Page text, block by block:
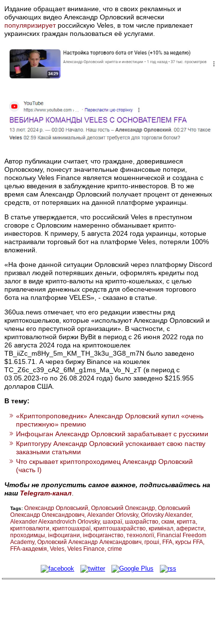
Издание обращает внимание, что в своих рекламных и
обучающих видео Александр Орловский всячески
популяризируетроссийскую Veles, в том числе привлекает
украинских граждан пользоваться её услугами.
Автор публикации считает, что граждане, доверившиеся
Орловскому, понесут значительные финансовые потери,
поскольку Veles Finance является мошеннической и создана с
целью введения в заблуждение крипто-инвесторов. В то же
время сам Александр Орловский получает процент от денежных
средств, от потерявших на данной платформе украинцы.
В статье утверждается, что российский Veles в преступном
сговоре с Орловским намеренно обманывает крипто-
инвесторов. К примеру, 5 августа 2024 года украинцы, которые
настраивали торговый бот на платформе Veles, потеряли 100%
вложений.
«На фоне данной ситуации Орловский через платформу Discord
призвал людей потерявших деньги, оформлять кредиты под
залог в виде крипто-валюты на крипто-кошельках, с целью
привлечения денежных средств для обеспечения торгового
бота на платформе VELES», - сказано в статье.
360ua.news отмечает, что его редакции известны ряд
криптокошельков, которые «используют Александр Орловский и
члены его преступной организации». В частности, с
криптовалютной биржи ByBit в период с 26 июня 2022 года по
26 августа 2024 года на криптокошелек
TB_iiZc_m8Hy_5m_KM_TH_3k3u_3G8_m7N было заведено
$1.615.71. А через биржу Binance на кошелек
TC_Z6c_c39_cA2_6fM_g1ms_Ma_Vo_N_zT (в период с
03.05.2023-го по 26.08.2024 года) было заведено $215.955
долларов США.
В тему:
«Криптопроповедник» Александр Орловский купил «очень
престижную» премию
Инфоцыган Александр Орловский зарабатывает с русскими
Криптогуру Александр Орловский успокаивает свою паству
заказными статьями
Что скрывает криптопроходимец Александр Орловский
(часть I)
Чтобы не пропустить самое важное, подписывайтесь на
наш Telegram-канал
Tags:Олександр Орловський Орловський Олександр Орловський
Олександр Олександрович Alexander Orlovsky Orlovsky Alexander
Alexander Alexandrovich Orlovsky шахраї шахрайство скам крипта
криптовалюти криптошахраї криптошахрайство кримінал аферисти
проходимцы інфоцигани інфоциганство технології Financial Freedom
Academy Орловский Александр Александрович гроші FFA курсы FFA
FFA-академія Veles Veles Finance crime